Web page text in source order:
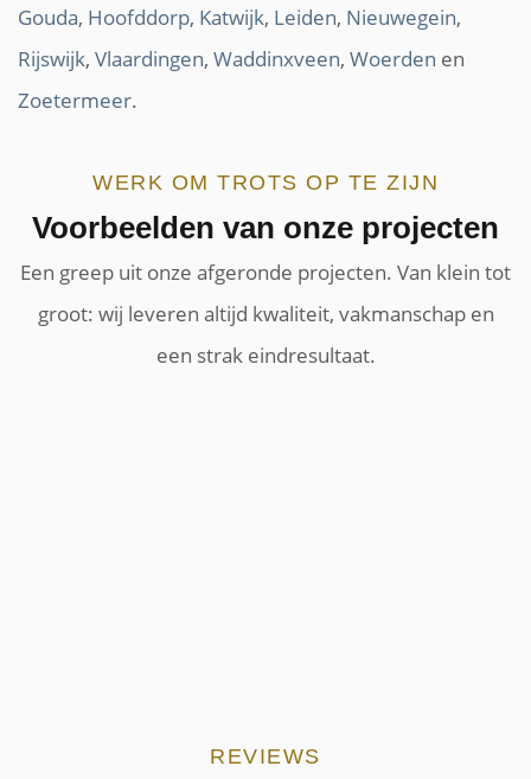
Gouda, Hoofddorp, Katwijk, Leiden, Nieuwegein,
Rijswijk, Vlaardingen, Waddinxveen, Woerden en
Zoetermeer.
WERK OM TROTS OP TE ZIJN
Voorbeelden van onze projecten
Een greep uit onze afgeronde projecten. Van klein tot
groot: wij leveren altijd kwaliteit, vakmanschap en
een strak eindresultaat.
REVIEWS